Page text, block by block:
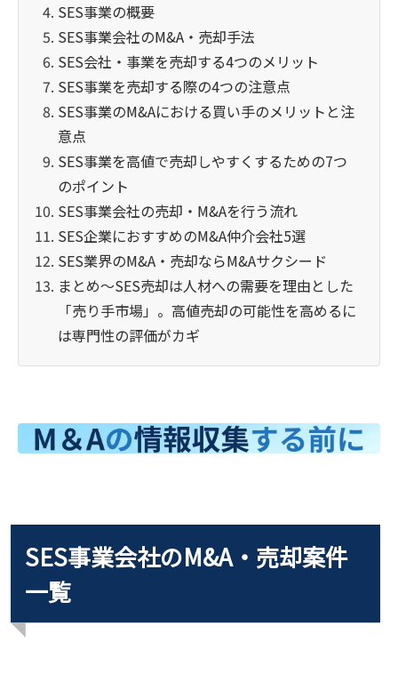
SES事業の概要
SES事業会社のM&A・売却手法
SES会社・事業を売却する4つのメリット
SES事業を売却する際の4つの注意点
SES事業のM&Aにおける買い手のメリットと注
意点
SES事業を高値で売却しやすくするための7つ
のポイント
SES事業会社の売却・M&Aを行う流れ
SES企業におすすめのM&A仲介会社5選
SES業界のM&A・売却ならM&Aサクシード
まとめ～SES売却は人材への需要を理由とした
「売り手市場」。高値売却の可能性を高めるに
は専門性の評価がカギ
SES事業会社のM&A・売却案件
一覧